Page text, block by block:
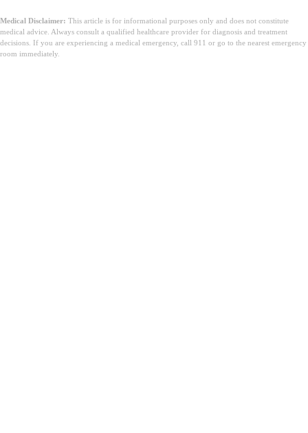
Medical Disclaimer: This article is for informational purposes only and does not constitute
medical advice. Always consult a qualified healthcare provider for diagnosis and treatment
decisions. If you are experiencing a medical emergency, call 911 or go to the nearest emergency
room immediately.